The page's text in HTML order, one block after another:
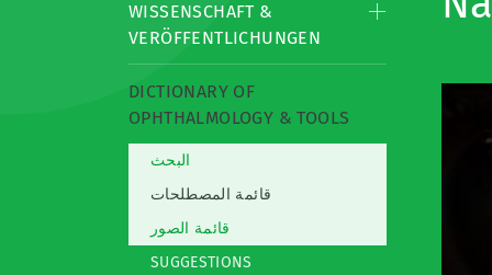
WISSENSCHAFT &
VERÖFFENTLICHUNGEN
DICTIONARY OF
OPHTHALMOLOGY & TOOLS
البحث
قائمة المصطلحات
قائمة الصور
SUGGESTIONS